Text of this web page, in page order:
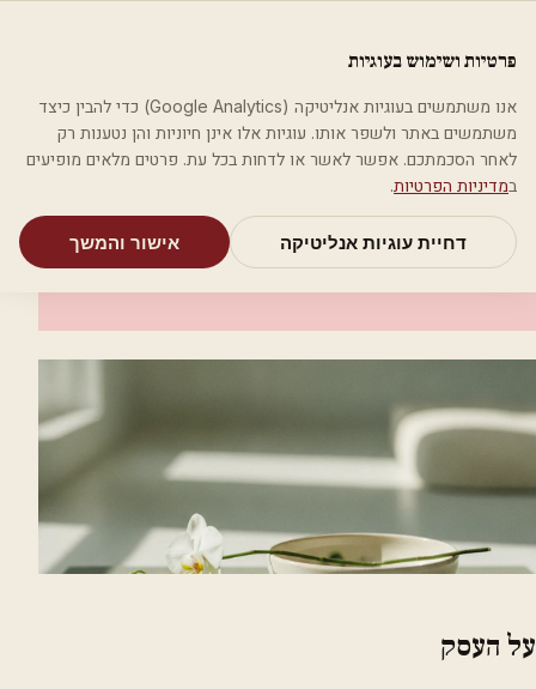
מאמריםקטגוריותחיפושאודות
בית קטגוריות רופאי עור ומין פרופ' זבולונוב אלכס
רופאי עור ומין
פרופ' זבולונוב אלכס
על העסק
פרטיות ושימוש בעוגיות
אנו משתמשים בעוגיות אנליטיקה (Google Analytics) כדי להבין כיצד
משתמשים באתר ולשפר אותו. עוגיות אלו אינן חיוניות והן נטענות רק
לאחר הסכמתכם. אפשר לאשר או לדחות בכל עת. פרטים מלאים מופיעים
במדיניות הפרטיות.
דחיית עוגיות אנליטיקה אישור והמשך